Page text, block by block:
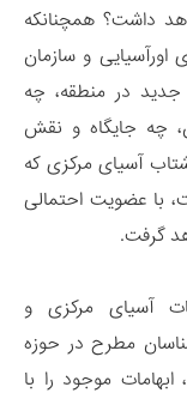
داشت؟ همچنانکه
اورآسیایی و سازمان
در منطقه، چه
چه جایگاه و نقش
آسیای مرکزی که
با عضویت احتمالی
گرفت.
آسیای مرکزی و
به سراغ 3 تن از کارشناسان مطرح در حوزه
موجود را با